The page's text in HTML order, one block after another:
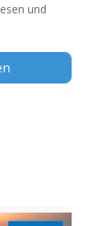
und